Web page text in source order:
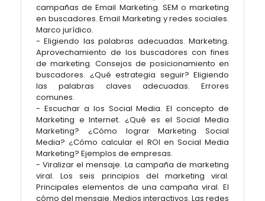
campañas de Email Marketing. SEM o marketing
en buscadores. Email Marketing y redes sociales.
Marco jurídico.
- Eligiendo las palabras adecuadas. Marketing.
Aprovechamiento de los buscadores con fines
de marketing. Consejos de posicionamiento en
buscadores. ¿Qué estrategia seguir? Eligiendo
las palabras claves adecuadas. Errores
comunes.
- Escuchar a los Social Media. El concepto de
Marketing e Internet. ¿Qué es el Social Media
Marketing? ¿Cómo lograr Marketing Social
Media? ¿Cómo calcular el ROI en Social Media
Marketing? Ejemplos de empresas.
- Viralizar el mensaje. La campaña de marketing
viral. Los seis principios del marketing viral.
Principales elementos de una campaña viral. El
cómo del mensaje. Medios interactivos. Las redes